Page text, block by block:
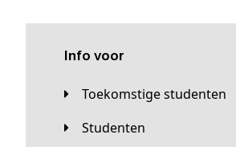
Info voor
Toekomstige studenten
Studenten